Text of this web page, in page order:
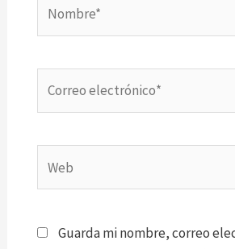
electrónico*
Guarda mi nombre, correo